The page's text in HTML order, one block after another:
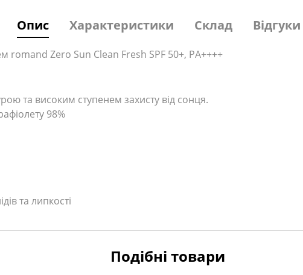
Опис Характеристики Склад
romand Zero Sun Clean Fresh SPF 50+, PA++++
та високим ступенем захисту від сонця.
98%
та липкості
Подібні товари